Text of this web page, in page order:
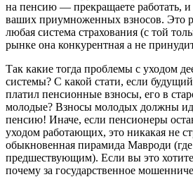
на пенсию — прекращаете работать,
ваших приумноженных взносов. Это
любая система страхования (с той
рынке она конкурентная а не
Так какие тогда проблемы с уходом
системы? С какой стати, если
платил пенсионные взносы, его в
молодые? Взносы молодых должны
пенсию! Иначе, если пенсионеры
уходом работающих, это никакая не
обыкновенная пирамида Мавроди
предшествующим). Если вы это хотите
почему за государственное